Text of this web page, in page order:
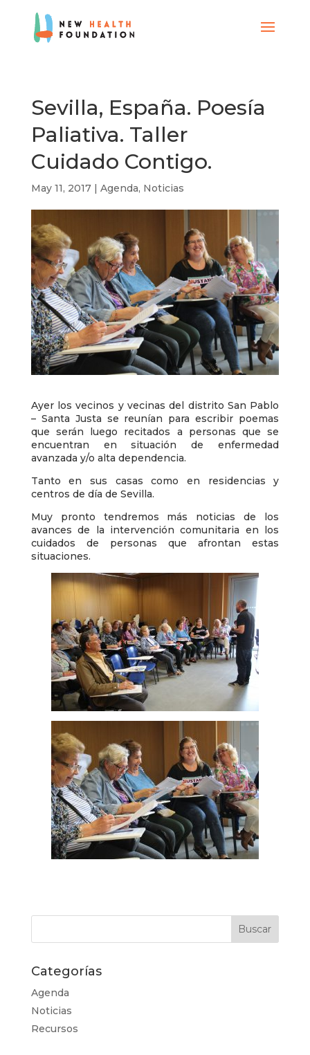
Sevilla, España. Poesía
Paliativa. Taller
Cuidado Contigo.
May 11, 2017| Agenda, Noticias
Ayer los vecinos y vecinas del distrito San Pablo
– Santa Justa se reunían para escribir poemas
que serán luego recitados a personas que se
encuentran en situación de enfermedad
avanzada y/o alta dependencia.
Tanto en sus casas como en residencias y
centros de día de Sevilla.
Muy pronto tendremos más noticias de los
avances de la intervención comunitaria en los
cuidados de personas que afrontan estas
situaciones.
Categorías
Agenda
Noticias
Recursos